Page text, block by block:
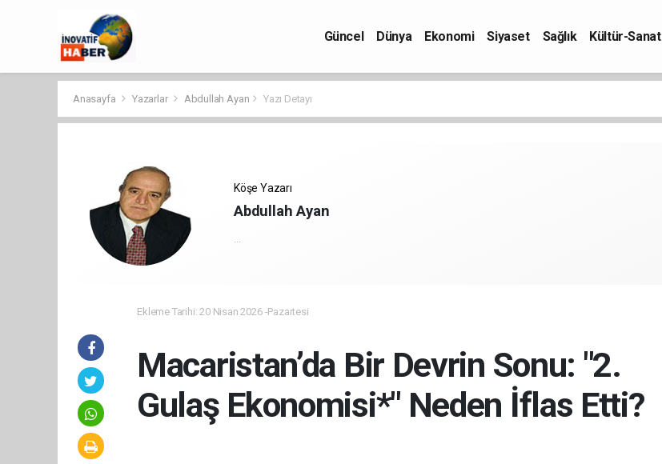
Güncel Dünya Ekonomi Siyaset Sağlık Kültür-Sanat
Anasayfa Yazarlar Abdullah Ayan Yazı Detayı
Köşe Yazarı
Abdullah Ayan
Ekleme Tarihi: 20 Nisan 2026 -Pazartesi
Macaristan’da Bir Devrin Sonu: "2.
Gulaş Ekonomisi*" Neden İflas Etti?